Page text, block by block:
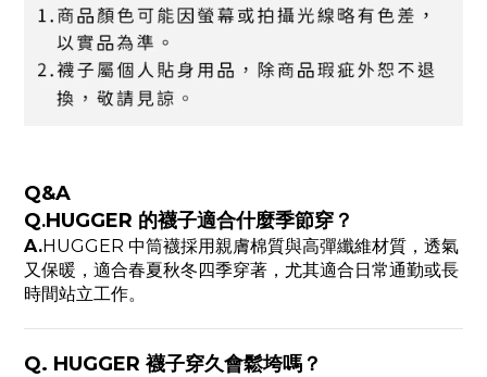
Q&A
Q.HUGGER 的襪子適合什麼季節穿？
A.HUGGER 中筒襪採用親膚棉質與高彈纖維材質，透氣
又保暖，適合春夏秋冬四季穿著，尤其適合日常通勤或長
時間站立工作。
Q. HUGGER 襪子穿久會鬆垮嗎？